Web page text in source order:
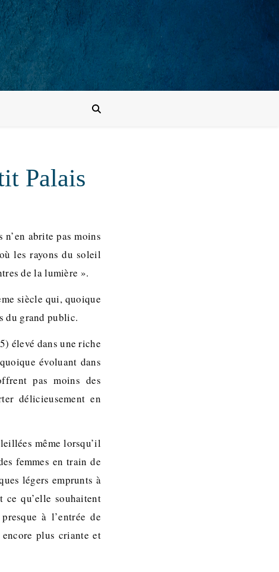
Palais
abrite pas moins
les rayons du soleil
de la lumière ».
siècle qui, quoique
du grand public.
élevé dans une riche
évoluant dans
pas moins des
délicieusement en
même lorsqu’il
femmes en train de
légers emprunts à
qu’elle souhaitent
à l’entrée de
plus criante et